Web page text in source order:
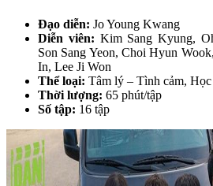
Đạo diễn: Jo Young Kwang
Diễn viên: Kim Sang Kyung,
Son Sang Yeon, Choi Hyun
In, Lee Ji Won
Thể loại: Tâm lý – Tình cảm,
Thời lượng: 65 phút/tập
Số tập: 16 tập